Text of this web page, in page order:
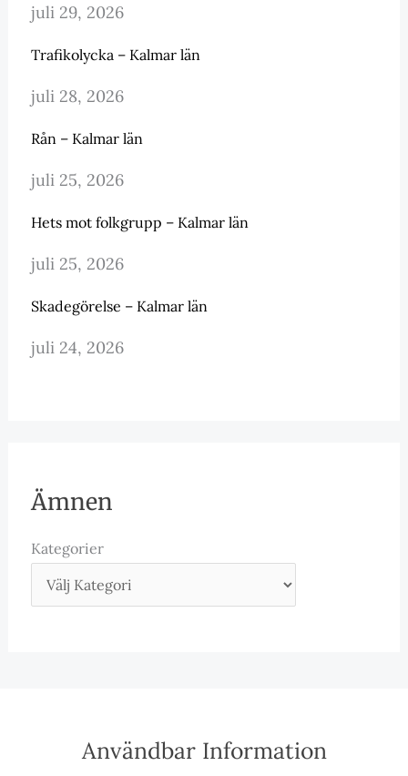
juli 29, 2026
Trafikolycka – Kalmar län
juli 28, 2026
Rån – Kalmar län
juli 25, 2026
Hets mot folkgrupp – Kalmar län
juli 25, 2026
Skadegörelse – Kalmar län
juli 24, 2026
Ämnen
Kategorier
Användbar Information